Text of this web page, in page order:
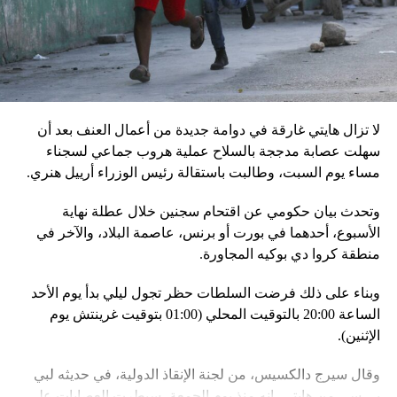
إقليميّاً، أعلن الجيش البيلاروسي أنّه بدأ مناورة للتحقّق من درجة
استعداد قاذفات الأسلحة النووية التكتيكية، في حين أوضح أمين
مجلس الأمن البيلاروسي ألكسندر فولفوفيتش أنّ هذه المناورة
مرتبطة بإعلان موسكو عن مناورات نووية وستكون «متزامنة»
مع التدريبات الروسية، لافتاً إلى أنّ مناورة مينسك ستشمل على
في السياق، أشار رئيس أركان القوات المسلّحة البيلاروسية
الجنرال فيكتور غوليفيتش إلى أنّه «في إطار هذا الحدث، تمّت
احتياطي»، لافتاً إلى أنّه «فور إنجاز عملية الانتشار هذه،
سنستعرض المسائل المتعلّقة بالاستعدادات لاستخدام الأسلحة
النووية غير الاستراتيجية».
وفي أوكرانيا، فكّكت أجهزة الأمن شبكة من العملاء التابعين
لجهاز الأمن الفدرالي الروسي «كانوا يعدّون لاغتيال الرئيس
الأوكراني» فولوديمير زيلينسكي ومسؤولين كبار آخرين، مثل
أوامر من موسكو. وأوقفت الأجهزة الأوكرانية ضابطَي أمن،
لا تزال هايتي غارقة في دوامة جديدة من أعمال العنف بعد أن
سهلت عصابة مدججة بالسلاح عملية هروب جماعي لسجناء
مساء يوم السبت، وطالبت باستقالة رئيس الوزراء أرييل هنري.
وتحدث بيان حكومي عن اقتحام سجنين خلال عطلة نهاية
الأسبوع، أحدهما في بورت أو برنس، عاصمة البلاد، والآخر في
منطقة كروا دي بوكيه المجاورة.
وبناء على ذلك فرضت السلطات حظر تجول ليلي بدأ يوم الأحد
الساعة 20:00 بالتوقيت المحلي (01:00 بتوقيت غرينتش يوم
الإثنين).
وقال سيرج دالكسيس، من لجنة الإنقاذ الدولية، في حديثه لبي